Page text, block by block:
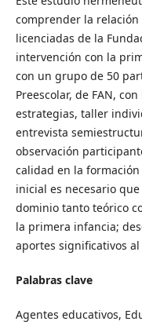
comprender la
licenciadas de la
intervención con la
con un grupo de 50
Preescolar, de FAN,
estrategias, taller
entrevista
observación
calidad en la
inicial es necesario
dominio tanto teórico
la primera infancia;
aportes significativos
Palabras clave
Agentes educativos,